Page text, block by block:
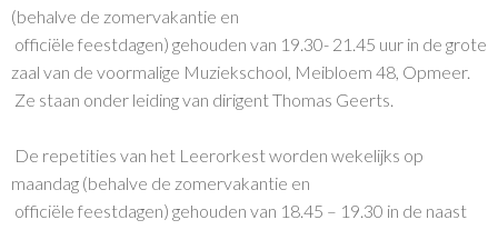
(behalve de zomervakantie en
officiële feestdagen) gehouden van 19.30- 21.45 uur in de grote
zaal van de voormalige Muziekschool, Meibloem 48, Opmeer.
Ze staan onder leiding van dirigent Thomas Geerts.
De repetities van het Leerorkest worden wekelijks op
maandag (behalve de zomervakantie en
officiële feestdagen) gehouden van 18.45 – 19.30 in de naast